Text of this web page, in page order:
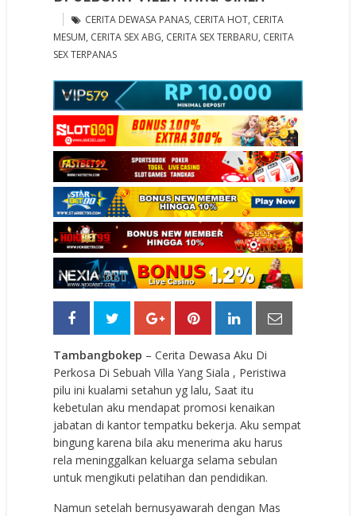
CERITA DEWASA PANAS, CERITA HOT, CERITA
MESUM, CERITA SEX ABG, CERITA SEX TERBARU, CERITA
SEX TERPANAS
Tambangbokep – Cerita Dewasa Aku Di
Perkosa Di Sebuah Villa Yang Siala , Peristiwa
pilu ini kualami setahun yg lalu, Saat itu
kebetulan aku mendapat promosi kenaikan
jabatan di kantor tempatku bekerja. Aku sempat
bingung karena bila aku menerima aku harus
rela meninggalkan keluarga selama sebulan
untuk mengikuti pelatihan dan pendidikan.
Namun setelah bernusyawarah dengan Mas